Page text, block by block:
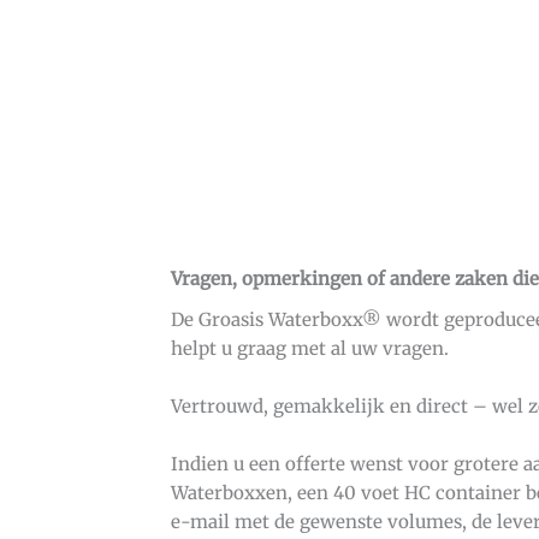
Vragen, opmerkingen of andere zaken
De Groasis Waterboxx® wordt
helpt u graag met al uw vragen.
Vertrouwd, gemakkelijk en direct – wel
Indien u een offerte wenst voor grotere
Waterboxxen, een 40 voet HC container
e-mail met de gewenste volumes, de